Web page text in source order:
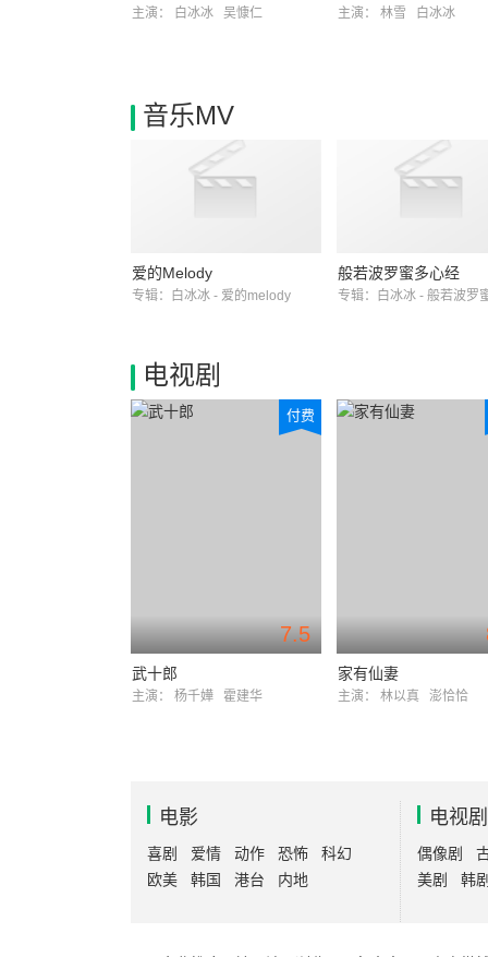
主演： 白冰冰 吴慷仁 主演： 林雪 白冰冰
音乐MV
爱的Melody
专辑：白冰冰 - 爱的melody
般若波罗蜜多心经
电视剧
7.5
付费
武十郎
主演： 杨千嬅 霍建华
家有仙妻
主演： 林以真 澎恰恰
电影
喜剧 爱情 动作 恐怖
科幻
欧美
韩国 港台 内地
电视剧
偶像剧
美剧
韩